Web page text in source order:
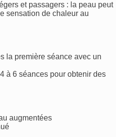
et passagers : la peau peut
sensation de chaleur au
la première séance avec un
à 6 séances pour obtenir des
augmentées